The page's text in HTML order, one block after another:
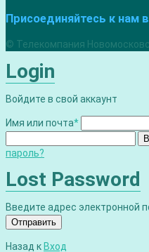
Присоединяйтесь к нам
© Телекомпания
Login
Войдите в свой аккаунт
Имя или почта*
пароль?
Lost Password
Введите адрес электронной
Отправить
Назад к Вход